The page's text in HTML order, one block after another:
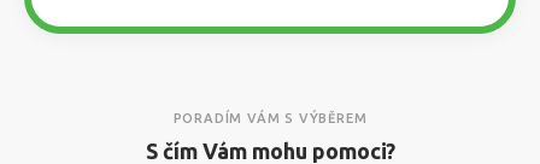
PORADÍM VÁM S VÝBĚREM
S čím Vám mohu pomoci?